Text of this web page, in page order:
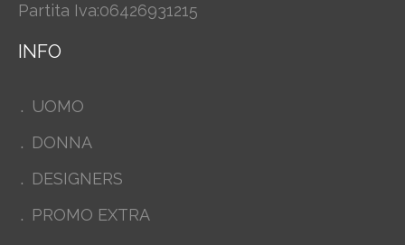
Partita Iva:06426931215
INFO
UOMO
DONNA
DESIGNERS
PROMO EXTRA